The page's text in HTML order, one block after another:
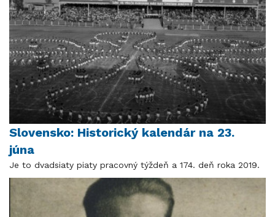
Slovensko: Historický kalendár na 23.
júna
Je to dvadsiaty piaty pracovný týždeň a 174. deň roka 2019.